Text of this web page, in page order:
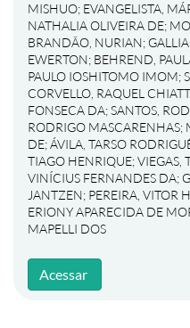
MISHUO; EVANGELISTA,
NATHALIA OLIVEIRA DE;
BRANDÃO, NURIAN;
EWERTON; BEHREND,
PAULO IOSHITOMO IMOM;
CORVELLO, RAQUEL
FONSECA DA;SANTOS,
RODRIGO MASCARENHAS;
DE;ÁVILA, TARSO
TIAGO HENRIQUE;VIEGAS,
VINÍCIUS FERNANDES DA;
JANTZEN; PEREIRA, VITOR
ERIONY APARECIDA DE
MAPELLI DOS
Acessar